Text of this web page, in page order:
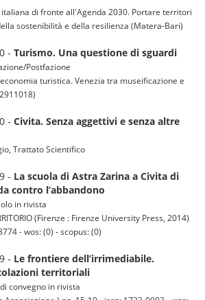
di fronte all'Agenda 2030. Portare territori
sostenibilità e della resilienza (Matera-Bari)
- Turismo. Una questione di sguardi
Postfazione
turistica. Venezia tra museificazione e
- Civita. Senza aggettivi e senza altre
Trattato Scientifico
- La scuola di Astra Zarina a Civita di
contro l’abbandono
in rivista
(Firenze : Firenze University Press, 2014)
- wos: (0) - scopus: (0)
- Le frontiere dell’irrimediabile.
territoriali
convegno in rivista